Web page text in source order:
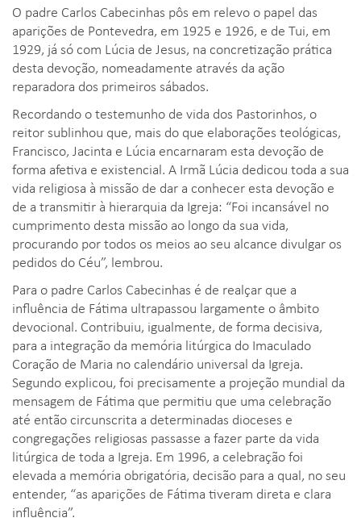
O padre Carlos Cabecinhas pôs em relevo o papel das
aparições de Pontevedra, em 1925 e 1926, e de Tui, em
1929, já só com Lúcia de Jesus, na concretização prática
desta devoção, nomeadamente através da ação
reparadora dos primeiros sábados.
Recordando o testemunho de vida dos Pastorinhos, o
reitor sublinhou que, mais do que elaborações teológicas,
Francisco, Jacinta e Lúcia encarnaram esta devoção de
forma afetiva e existencial. A Irmã Lúcia dedicou toda a sua
vida religiosa à missão de dar a conhecer esta devoção e
de a transmitir à hierarquia da Igreja: “Foi incansável no
cumprimento desta missão ao longo da sua vida,
procurando por todos os meios ao seu alcance divulgar os
pedidos do Céu”, lembrou.
Para o padre Carlos Cabecinhas é de realçar que a
influência de Fátima ultrapassou largamente o âmbito
devocional. Contribuiu, igualmente, de forma decisiva,
para a integração da memória litúrgica do Imaculado
Coração de Maria no calendário universal da Igreja.
Segundo explicou, foi precisamente a projeção mundial da
mensagem de Fátima que permitiu que uma celebração
até então circunscrita a determinadas dioceses e
congregações religiosas passasse a fazer parte da vida
litúrgica de toda a Igreja. Em 1996, a celebração foi
elevada a memória obrigatória, decisão para a qual, no seu
entender, “as aparições de Fátima tiveram direta e clara
influência”.